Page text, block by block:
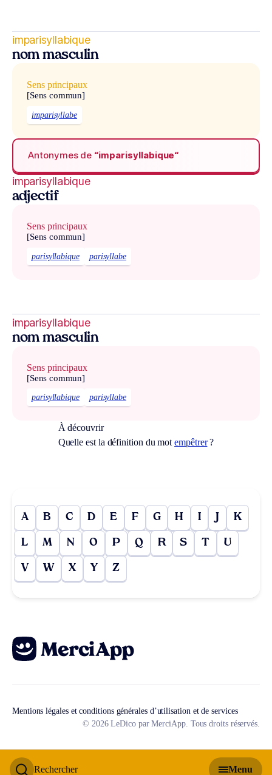
Rechercher Menu
imparisyllabique
nom masculin
Sens principaux
[Sens commun]
imparisyllabe
Antonymes de “imparisyllabique“
imparisyllabique
adjectif
Sens principaux
[Sens commun]
parisyllabique parisyllabe
imparisyllabique
nom masculin
Sens principaux
[Sens commun]
parisyllabique parisyllabe
À découvrir
Quelle est la définition du motempêtrer?
A B C D E F G H I J K
L M N O P Q R S T U
V W X Y Z
Mentions légales et conditions générales d’utilisation et de services
© 2026 LeDico par MerciApp. Tous droits réservés.